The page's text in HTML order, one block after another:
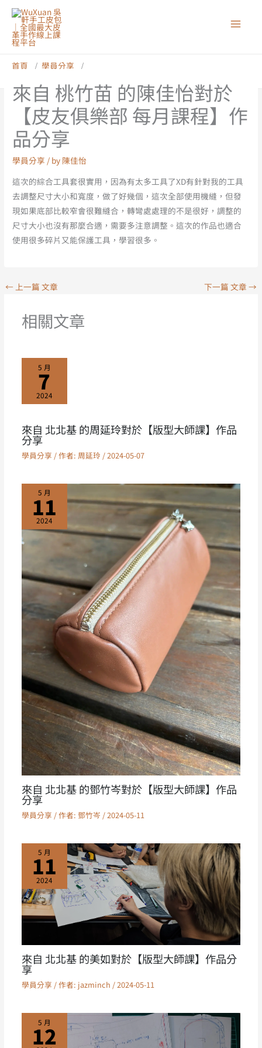
首頁
學員分享
來自 桃竹苗 的陳佳怡對於
【皮友俱樂部 每月課程】作
品分享
學員分享 / by 陳佳怡
這次的綜合工具套很實用，因為有太多工具了XD有針對我的工具
去調整尺寸大小和寬度，做了好幾個，這次全部使用機縫，但發
現如果底部比較窄會很難縫合，轉彎處處理的不是很好，調整的
尺寸大小也沒有那麼合適，需要多注意調整。這次的作品也適合
使用很多碎片又能保護工具，學習很多。
← 上一篇 文章 下一篇 文章 →
相關文章
5 月
7
2024
來自 北北基 的周延玲對於【版型大師課】作品
分享
學員分享 / 作者: 周延玲 /2024-05-07
5 月
11
2024
來自 北北基 的鄧竹岑對於【版型大師課】作品
分享
學員分享 / 作者: 鄧竹岑 /2024-05-11
5 月
11
2024
來自 北北基 的美如對於【版型大師課】作品分
享
學員分享 / 作者: jazminch /2024-05-11
5 月
12